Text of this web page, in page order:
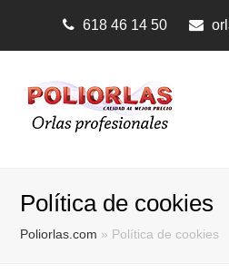
618 46 14 50
Política de cookies
Poliorlas.com » Política de cookies